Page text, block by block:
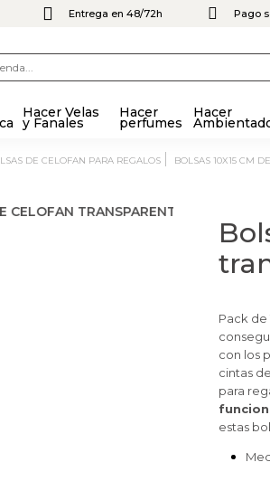
Entrega en 48/72h Pago
Hacer Velas
y Fanales
Hacer
perfumes
Hacer
DE CELOFAN PARA REGALOS BOLSAS 10X15 CM
Pack de
con los
cintas
para
estas